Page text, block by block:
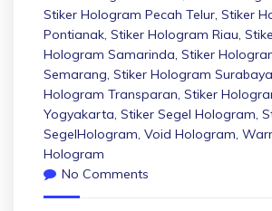
Stiker Hologram Pecah Telur, Stiker
Pontianak, Stiker Hologram Riau,
Hologram Samarinda, Stiker
Semarang, Stiker Hologram Surabaya
Hologram Transparan, Stiker
Yogyakarta, Stiker Segel Hologram,
SegelHologram, Void Hologram,
Hologram
No Comments